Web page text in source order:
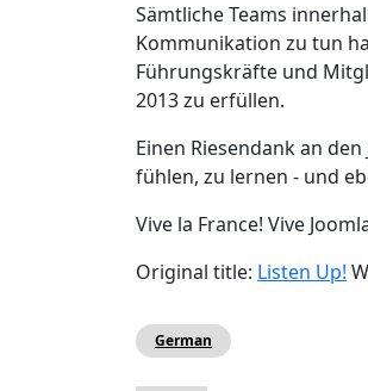
Sämtliche Teams
Kommunikation zu tun
Führungskräfte und
2013 zu erfüllen.
Einen Riesendank an
fühlen, zu lernen - und
Vive la France! Vive
Original title: Listen Up!
German